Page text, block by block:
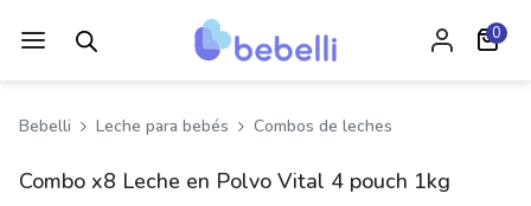
0
Bebelli Leche para bebés Combos de leches
Combo x8 Leche en Polvo Vital 4 pouch 1kg